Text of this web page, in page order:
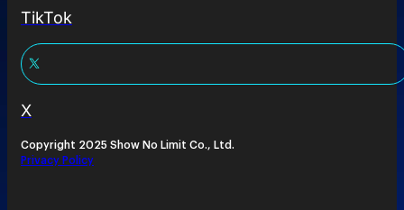
TikTok
X
Copyright 2025 Show No Limit Co., Ltd.
Privacy Policy